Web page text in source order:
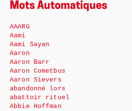
Mots Automatiques
AAARG
Aami
Aami Sayan
Aaron
Aaron Barr
Aaron Cometbus
Aaron Sievers
abandonné lors
abattoir rituel
Abbie Hoffman